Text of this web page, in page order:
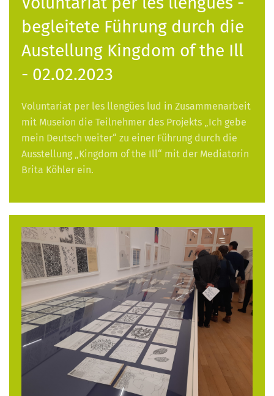
begleitete Führung durch die
Austellung Kingdom of the Ill
- 02.02.2023
Voluntariat per les llengües lud in Zusammenarbeit
mit Museion die Teilnehmer des Projekts „Ich gebe
mein Deutsch weiter“ zu einer Führung durch die
Ausstellung „Kingdom of the Ill“ mit der Mediatorin
Brita Köhler ein.